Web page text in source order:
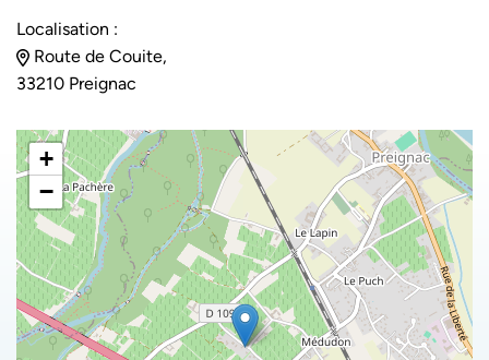
Localisation :
Route de Couite,
33210 Preignac
+
−